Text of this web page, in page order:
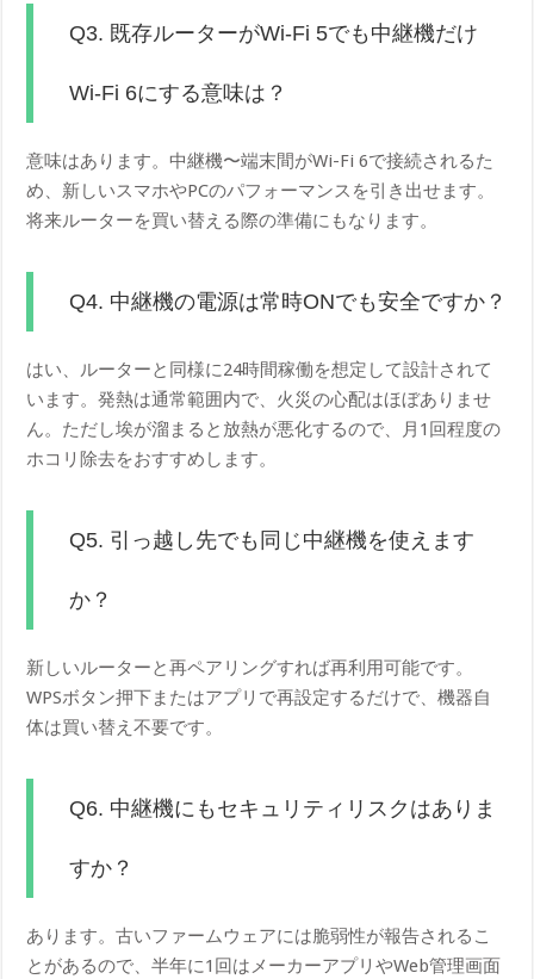
Q3. 既存ルーターがWi-Fi 5でも中継機だけ
Wi-Fi 6にする意味は？
意味はあります。中継機〜端末間がWi-Fi 6で接続されるた
め、新しいスマホやPCのパフォーマンスを引き出せます。
将来ルーターを買い替える際の準備にもなります。
Q4. 中継機の電源は常時ONでも安全ですか？
はい、ルーターと同様に24時間稼働を想定して設計されて
います。発熱は通常範囲内で、火災の心配はほぼありませ
ん。ただし埃が溜まると放熱が悪化するので、月1回程度の
ホコリ除去をおすすめします。
Q5. 引っ越し先でも同じ中継機を使えます
か？
新しいルーターと再ペアリングすれば再利用可能です。
WPSボタン押下またはアプリで再設定するだけで、機器自
体は買い替え不要です。
Q6. 中継機にもセキュリティリスクはありま
すか？
あります。古いファームウェアには脆弱性が報告されるこ
とがあるので、半年に1回はメーカーアプリやWeb管理画面